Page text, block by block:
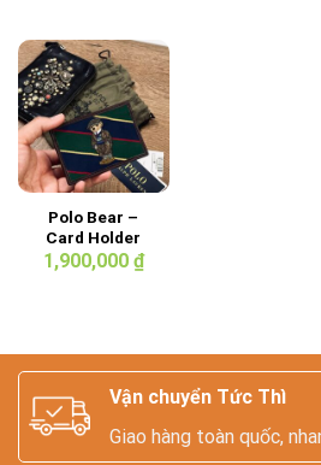
Polo Bear –
Card Holder
1,900,000 ₫
Vận chuyển Tức Thì
Giao hàng toàn quốc,